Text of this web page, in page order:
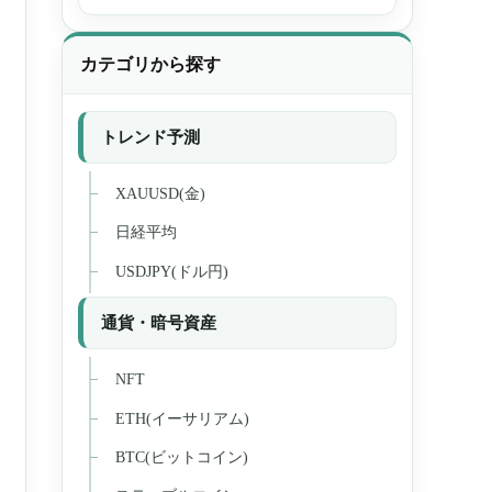
カテゴリから探す
トレンド予測
XAUUSD(金)
日経平均
USDJPY(ドル円)
通貨・暗号資産
NFT
ETH(イーサリアム)
BTC(ビットコイン)